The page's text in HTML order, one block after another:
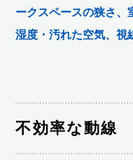
ークスペースの狭さ、
湿度・汚れた空気、視
不効率な動線